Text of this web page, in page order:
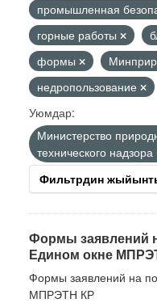
промышленная
горные работы
формы
недропользование
Уюмдар:
Министерство
технического
Фильтрдин
Формы заявлений
Едином окне
Формы заявлений на
МПРЭТН КР